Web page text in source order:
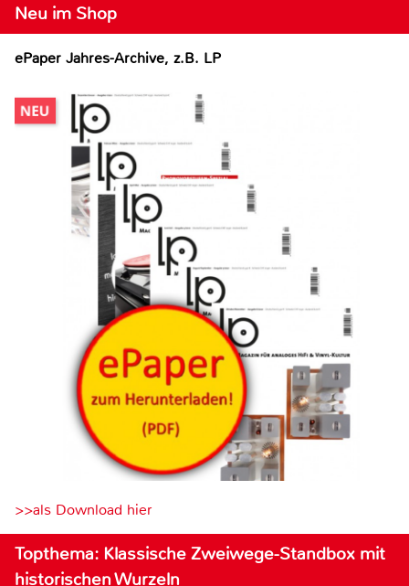
Neu im Shop
ePaper Jahres-Archive, z.B. LP
>>als Download hier
Topthema: Klassische Zweiwege-Standbox mit
historischen Wurzeln